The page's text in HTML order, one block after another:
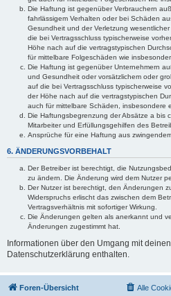
Die Haftung ist gegenüber Verbrauchern
fahrlässigem Verhalten oder bei Schäden
Gesundheit und der Verletzung
die bei Vertragsschluss typischerweise
Höhe nach auf die vertragstypischen
für mittelbare Folgeschäden wie
Die Haftung ist gegenüber Unternehmern
und Gesundheit oder vorsätzlichem oder
auf die bei Vertragsschluss typischerweise
der Höhe nach auf die vertragstypischen
auch für mittelbare Schäden, insbesondere
Die Haftungsbegrenzung der Absätze a bis
Mitarbeiter und Erfüllungsgehilfen des
Ansprüche für eine Haftung aus
6. ÄNDERUNGSVORBEHALT
Der Betreiber ist berechtigt, die
zu ändern. Die Änderung wird dem Nutzer
Der Nutzer ist berechtigt, den Änderungen
Widerspruchs erlischt das zwischen dem
Vertragsverhältnis mit sofortiger Wirkung.
Die Änderungen gelten als anerkannt und
Änderungen zugestimmt hat.
Informationen über den Umgang mit
Datenschutzerklärung enthalten.
Foren-Übersicht Alle